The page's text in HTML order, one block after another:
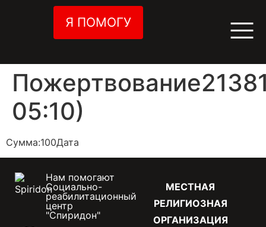
Я ПОМОГУ
05:10)
Сумма:100Дата
МЕСТНАЯ
РЕЛИГИОЗНАЯ
ОРГАНИЗАЦИЯ
Нам помогают
Социально-
реабилитационный
центр
"Спиридон"